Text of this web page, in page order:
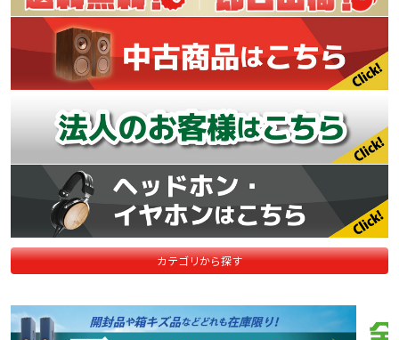
カテゴリから探す